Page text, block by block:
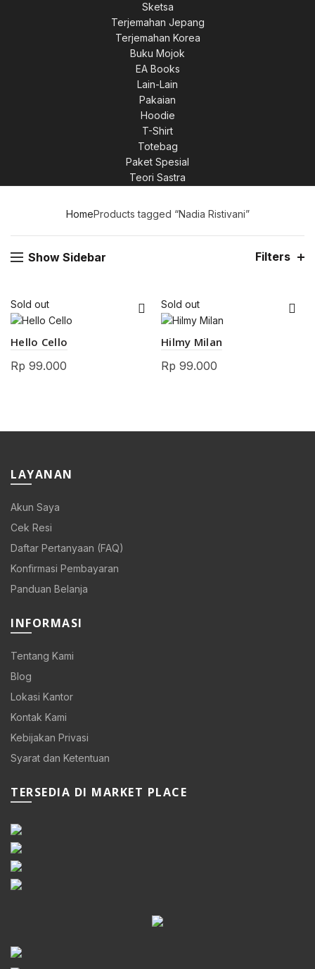
Sketsa
Terjemahan Jepang
Terjemahan Korea
Buku Mojok
EA Books
Lain-Lain
Pakaian
Hoodie
T-Shirt
Totebag
Paket Spesial
Teori Sastra
HomeProducts tagged “Nadia Ristivani”
Show Sidebar Filters
Sold out
Hello Cello
Rp 99.000
Sold out
Hilmy Milan
Rp 99.000
LAYANAN
Akun Saya
Cek Resi
Daftar Pertanyaan (FAQ)
Konfirmasi Pembayaran
Panduan Belanja
INFORMASI
Tentang Kami
Blog
Lokasi Kantor
Kontak Kami
Kebijakan Privasi
Syarat dan Ketentuan
TERSEDIA DI MARKET PLACE